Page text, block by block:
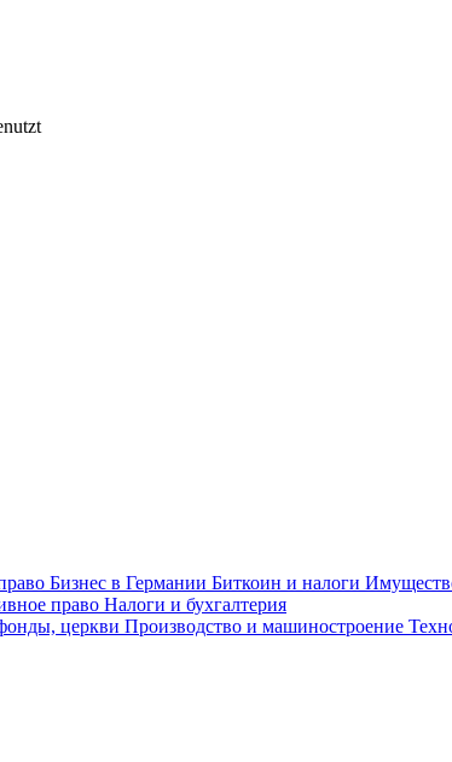
Бизнес в Германии Биткоин и налоги
право Налоги и бухгалтерия
церкви Производство и машиностроение